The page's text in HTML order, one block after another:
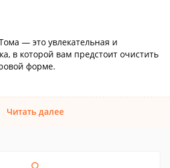
— это увлекательная и
в которой вам предстоит очистить
форме.
Читать далее